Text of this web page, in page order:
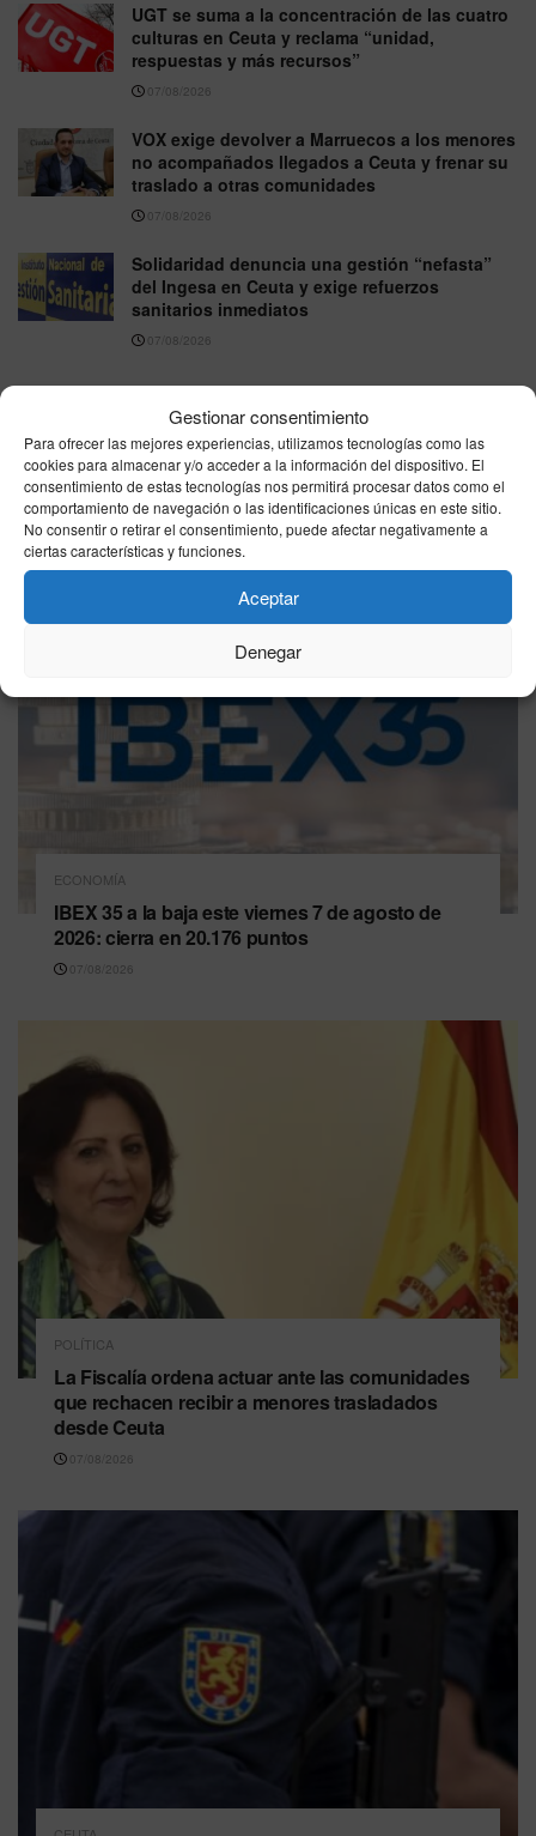
Gestionar consentimiento
Para ofrecer las mejores experiencias, utilizamos tecnologías como las
cookies para almacenar y/o acceder a la información del dispositivo. El
consentimiento de estas tecnologías nos permitirá procesar datos como el
comportamiento de navegación o las identificaciones únicas en este sitio.
No consentir o retirar el consentimiento, puede afectar negativamente a
ciertas características y funciones.
Aceptar
Denegar
UGT se suma a la concentración de las cuatro
culturas en Ceuta y reclama “unidad,
respuestas y más recursos”
07/08/2026
VOX exige devolver a Marruecos a los menores
no acompañados llegados a Ceuta y frenar su
traslado a otras comunidades
07/08/2026
Solidaridad denuncia una gestión “nefasta”
del Ingesa en Ceuta y exige refuerzos
sanitarios inmediatos
07/08/2026
VER MÁS
Última hora
ECONOMÍA
IBEX 35 a la baja este viernes 7 de agosto de
2026: cierra en 20.176 puntos
07/08/2026
POLÍTICA
La Fiscalía ordena actuar ante las comunidades
que rechacen recibir a menores trasladados
desde Ceuta
07/08/2026